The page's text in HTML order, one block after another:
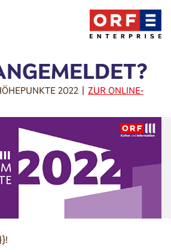
2022 | ZUR ONLINE-